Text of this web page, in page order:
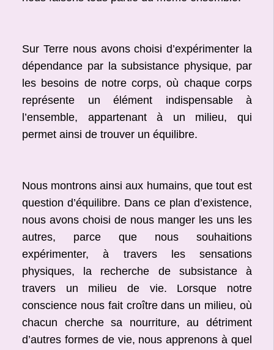
Sur Terre nous avons choisi d’expérimenter la
dépendance par la subsistance physique, par
les besoins de notre corps, où chaque corps
représente un élément indispensable à
l’ensemble, appartenant à un milieu, qui
permet ainsi de trouver un équilibre.
Nous montrons ainsi aux humains, que tout est
question d’équilibre. Dans ce plan d’existence,
nous avons choisi de nous manger les uns les
autres, parce que nous souhaitions
expérimenter, à travers les sensations
physiques, la recherche de subsistance à
travers un milieu de vie. Lorsque notre
conscience nous fait croître dans un milieu, où
chacun cherche sa nourriture, au détriment
d’autres formes de vie, nous apprenons à quel